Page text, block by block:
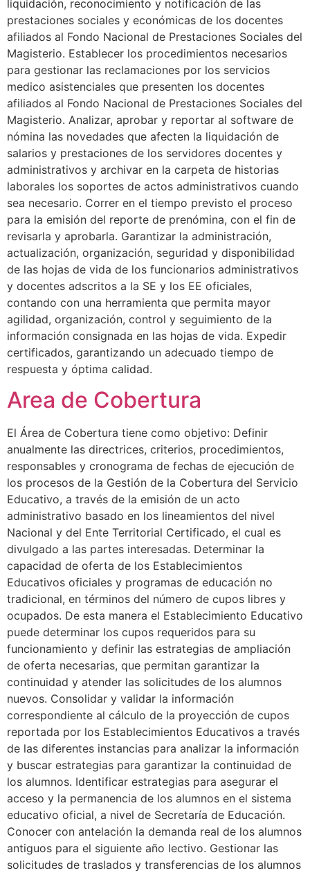
liquidación, reconocimiento y notificación de las
prestaciones sociales y económicas de los docentes
afiliados al Fondo Nacional de Prestaciones Sociales del
Magisterio. Establecer los procedimientos necesarios
para gestionar las reclamaciones por los servicios
medico asistenciales que presenten los docentes
afiliados al Fondo Nacional de Prestaciones Sociales del
Magisterio. Analizar, aprobar y reportar al software de
nómina las novedades que afecten la liquidación de
salarios y prestaciones de los servidores docentes y
administrativos y archivar en la carpeta de historias
laborales los soportes de actos administrativos cuando
sea necesario. Correr en el tiempo previsto el proceso
para la emisión del reporte de prenómina, con el fin de
revisarla y aprobarla. Garantizar la administración,
actualización, organización, seguridad y disponibilidad
de las hojas de vida de los funcionarios administrativos
y docentes adscritos a la SE y los EE oficiales,
contando con una herramienta que permita mayor
agilidad, organización, control y seguimiento de la
información consignada en las hojas de vida. Expedir
certificados, garantizando un adecuado tiempo de
respuesta y óptima calidad.
Area de Cobertura
El Área de Cobertura tiene como objetivo: Definir
anualmente las directrices, criterios, procedimientos,
responsables y cronograma de fechas de ejecución de
los procesos de la Gestión de la Cobertura del Servicio
Educativo, a través de la emisión de un acto
administrativo basado en los lineamientos del nivel
Nacional y del Ente Territorial Certificado, el cual es
divulgado a las partes interesadas. Determinar la
capacidad de oferta de los Establecimientos
Educativos oficiales y programas de educación no
tradicional, en términos del número de cupos libres y
ocupados. De esta manera el Establecimiento Educativo
puede determinar los cupos requeridos para su
funcionamiento y definir las estrategias de ampliación
de oferta necesarias, que permitan garantizar la
continuidad y atender las solicitudes de los alumnos
nuevos. Consolidar y validar la información
correspondiente al cálculo de la proyección de cupos
reportada por los Establecimientos Educativos a través
de las diferentes instancias para analizar la información
y buscar estrategias para garantizar la continuidad de
los alumnos. Identificar estrategias para asegurar el
acceso y la permanencia de los alumnos en el sistema
educativo oficial, a nivel de Secretaría de Educación.
Conocer con antelación la demanda real de los alumnos
antiguos para el siguiente año lectivo. Gestionar las
solicitudes de traslados y transferencias de los alumnos